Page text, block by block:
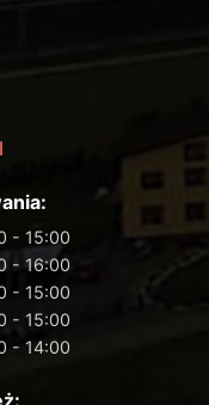
- 15:00
- 16:00
- 15:00
- 15:00
- 14:00